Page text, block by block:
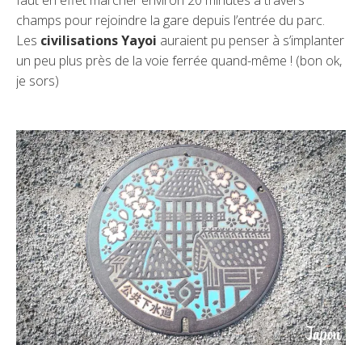
champs pour rejoindre la gare depuis l’entrée du parc.
Les civilisations Yayoi auraient pu penser à s’implanter
un peu plus près de la voie ferrée quand-même ! (bon ok,
je sors)